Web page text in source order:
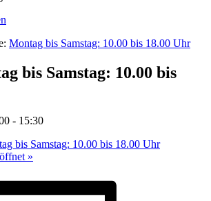
Montag bis Samstag: 10.00 bis 18.00 Uhr
bis Samstag: 10.00 bis
- 15:30
bis Samstag: 10.00 bis 18.00 Uhr
»